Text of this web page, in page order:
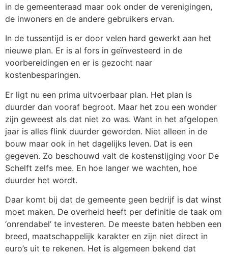
in de gemeenteraad maar ook onder de verenigingen,
de inwoners en de andere gebruikers ervan.
In de tussentijd is er door velen hard gewerkt aan het
nieuwe plan. Er is al fors in geïnvesteerd in de
voorbereidingen en er is gezocht naar
kostenbesparingen.
Er ligt nu een prima uitvoerbaar plan. Het plan is
duurder dan vooraf begroot. Maar het zou een wonder
zijn geweest als dat niet zo was. Want in het afgelopen
jaar is alles flink duurder geworden. Niet alleen in de
bouw maar ook in het dagelijks leven. Dat is een
gegeven. Zo beschouwd valt de kostenstijging voor De
Schelft zelfs mee. En hoe langer we wachten, hoe
duurder het wordt.
Daar komt bij dat de gemeente geen bedrijf is dat winst
moet maken. De overheid heeft per definitie de taak om
‘onrendabel’ te investeren. De meeste baten hebben een
breed, maatschappelijk karakter en zijn niet direct in
euro’s uit te rekenen. Het is algemeen bekend dat